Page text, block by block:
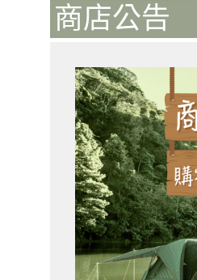
商店公告